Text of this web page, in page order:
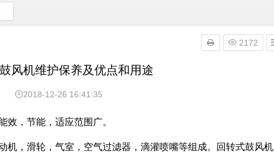
风机维护保养及优点和用途
2018-12-26 16:41:35
效，节能，适应范围广。
机，滑轮，气室，空气过滤器，滴灌喷嘴等组成。回转式鼓风机
2172